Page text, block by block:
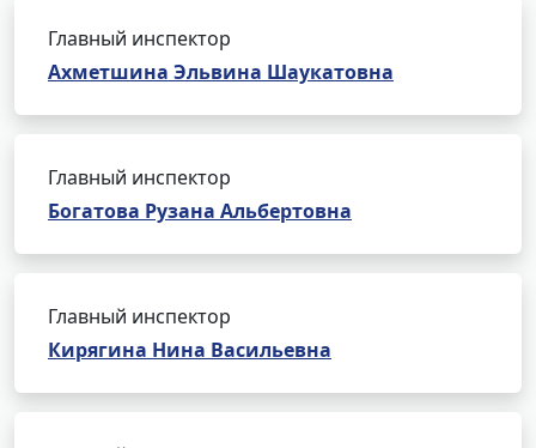
Главный инспектор
Ахметшина Эльвина Шаукатовна
Главный инспектор
Богатова Рузана Альбертовна
Главный инспектор
Кирягина Нина Васильевна